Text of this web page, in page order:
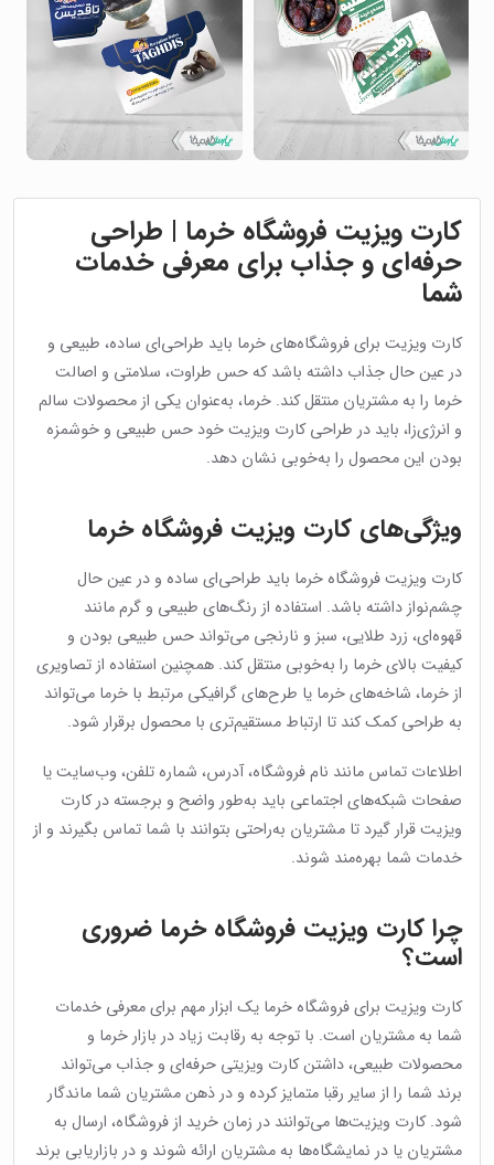
کارت ویزیت فروشگاه خرما | طراحی
حرفه‌ای و جذاب برای معرفی خدمات
شما
کارت ویزیت برای فروشگاه‌های خرما باید طراحی‌ای ساده، طبیعی و
در عین حال جذاب داشته باشد که حس طراوت، سلامتی و اصالت
خرما را به مشتریان منتقل کند. خرما، به‌عنوان یکی از محصولات سالم
و انرژی‌زا، باید در طراحی کارت ویزیت خود حس طبیعی و خوشمزه
بودن این محصول را به‌خوبی نشان دهد.
ویژگی‌های کارت ویزیت فروشگاه خرما
کارت ویزیت فروشگاه خرما باید طراحی‌ای ساده و در عین حال
چشم‌نواز داشته باشد. استفاده از رنگ‌های طبیعی و گرم مانند
قهوه‌ای، زرد طلایی، سبز و نارنجی می‌تواند حس طبیعی بودن و
کیفیت بالای خرما را به‌خوبی منتقل کند. همچنین استفاده از تصاویری
از خرما، شاخه‌های خرما یا طرح‌های گرافیکی مرتبط با خرما می‌تواند
به طراحی کمک کند تا ارتباط مستقیم‌تری با محصول برقرار شود.
اطلاعات تماس مانند نام فروشگاه، آدرس، شماره تلفن، وب‌سایت یا
صفحات شبکه‌های اجتماعی باید به‌طور واضح و برجسته در کارت
ویزیت قرار گیرد تا مشتریان به‌راحتی بتوانند با شما تماس بگیرند و از
خدمات شما بهره‌مند شوند.
چرا کارت ویزیت فروشگاه خرما ضروری
است؟
کارت ویزیت برای فروشگاه خرما یک ابزار مهم برای معرفی خدمات
شما به مشتریان است. با توجه به رقابت زیاد در بازار خرما و
محصولات طبیعی، داشتن کارت ویزیتی حرفه‌ای و جذاب می‌تواند
برند شما را از سایر رقبا متمایز کرده و در ذهن مشتریان شما ماندگار
شود. کارت ویزیت‌ها می‌توانند در زمان خرید از فروشگاه، ارسال به
مشتریان یا در نمایشگاه‌ها به مشتریان ارائه شوند و در بازاریابی برند